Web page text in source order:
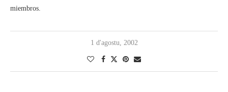
miembros.
1 d'agostu, 2002